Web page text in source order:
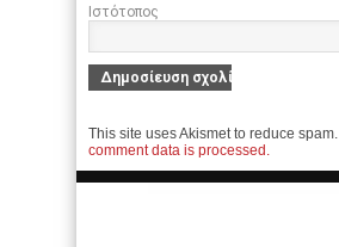
Ιστότοπος
This site uses Akismet to reduce spam.
comment data is processed.